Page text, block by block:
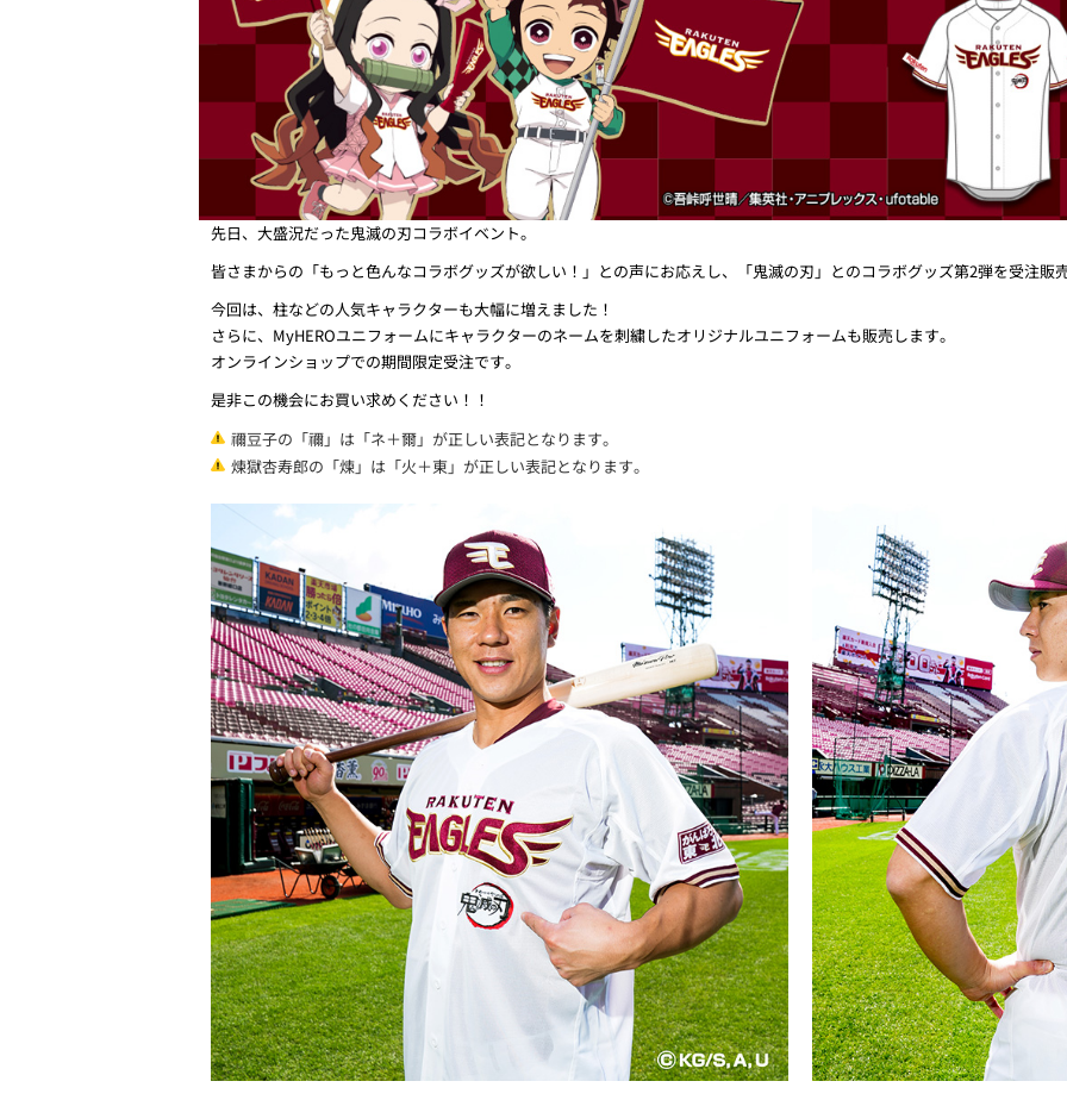
先日、大盛況だった鬼滅の刃コラボイベント。
皆さまからの「もっと色んなコラボグッズが欲しい！」との声にお応えし、「鬼滅の刃」とのコラボグッズ第2弾を受注販
今回は、柱などの人気キャラクターも大幅に増えました！
さらに、MyHEROユニフォームにキャラクターのネームを刺繍したオリジナルユニフォームも販売します。
オンラインショップでの期間限定受注です。
是非この機会にお買い求めください！！
禰豆子の「禰」は「ネ＋爾」が正しい表記となります。
煉獄杏寿郎の「煉」は「火＋東」が正しい表記となります。